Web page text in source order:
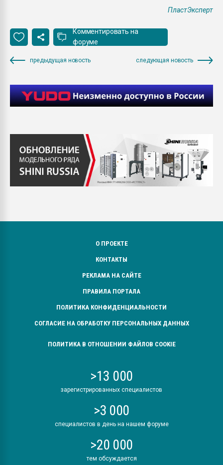
ПластЭксперт
Комментировать на
форуме
предыдущая новость следующая новость
О ПРОЕКТЕ
КОНТАКТЫ
РЕКЛАМА НА САЙТЕ
ПРАВИЛА ПОРТАЛА
ПОЛИТИКА КОНФИДЕНЦИАЛЬНОСТИ
СОГЛАСИЕ НА ОБРАБОТКУ ПЕРСОНАЛЬНЫХ ДАННЫХ
ПОЛИТИКА В ОТНОШЕНИИ ФАЙЛОВ COOKIE
>13 000
зарегистрированных специалистов
>3 000
специалистов в день на нашем форуме
>20 000
тем обсуждается